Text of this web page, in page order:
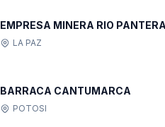
EMPRESA MINERA RIO
LA PAZ
BARRACA CANTUMARCA
POTOSI